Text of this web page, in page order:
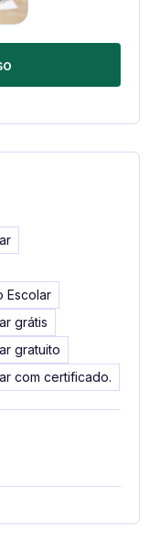
Escolar
grátis
gratuito
com certificado.